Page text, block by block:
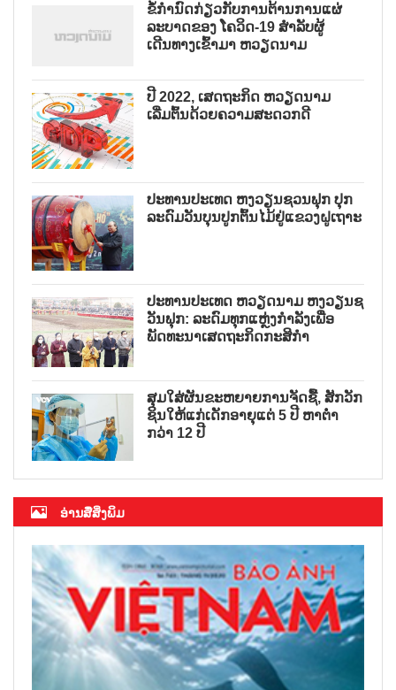
ຂໍ້ກຳນົດກ່ຽວກັບການຕ້ານການແຜ່
ລະບາດຂອງ ໂຄວິດ-19 ສຳລັບຜູ້
ເດີນທາງເຂົ້າມາ ຫວຽດນາມ
ປີ 2022, ເສດຖະກິດ ຫວຽດນາມ
ເລີ່ມຕົ້ນດ້ວຍຄວາມສະດວກດີ
ປະທານປະເທດ ຫງວຽນຊວນຟຸກ ປຸກ
ລະດົມວັນບຸນປູກຕົ້ນໄມ້ຢູ່ແຂວງຝູເຖາະ
ປະທານປະເທດ ຫວຽດນາມ ຫງວຽນຊ
ວັນຟຸກ: ລະດົມທຸກແຫຼ່ງກຳລັງເພື່ອ
ພັດທະນາເສດຖະກິດກະສິກຳ
ສຸມໃສ່ຜັນຂະຫຍາຍການຈັດຊື້, ສັກວັກ
ຊິນໃຫ້ແກ່ເດັກອາຍຸແຕ່ 5 ປີ ຫາຕ່ຳ
ກວ່າ 12 ປີ
ອ່ານສື່ສິ່ງພິມ